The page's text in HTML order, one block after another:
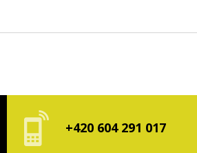
+420 604 291 017